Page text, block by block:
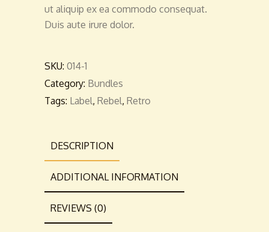
ut aliquip ex ea commodo consequat.
Duis aute irure dolor.
SKU: 014-1
Category: Bundles
Tags: Label, Rebel, Retro
DESCRIPTION
ADDITIONAL INFORMATION
REVIEWS (0)